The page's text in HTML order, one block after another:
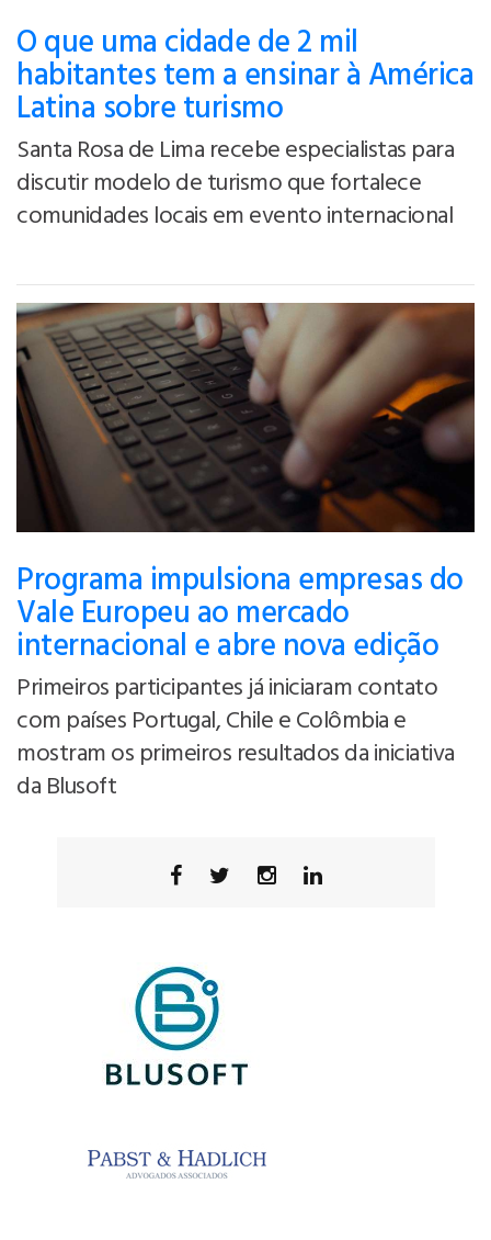
O que uma cidade de 2 mil
habitantes tem a ensinar à América
Latina sobre turismo
Santa Rosa de Lima recebe especialistas para
discutir modelo de turismo que fortalece
comunidades locais em evento internacional
Programa impulsiona empresas do
Vale Europeu ao mercado
internacional e abre nova edição
Primeiros participantes já iniciaram contato
com países Portugal, Chile e Colômbia e
mostram os primeiros resultados da iniciativa
da Blusoft